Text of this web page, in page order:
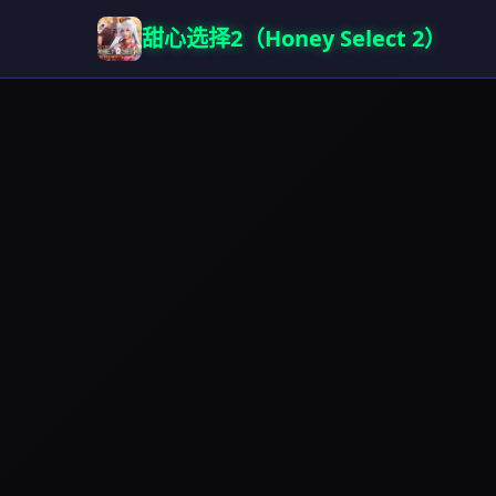
甜心选择2（Honey Select 2）